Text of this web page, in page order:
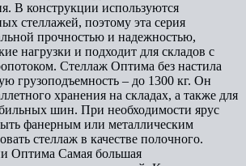
В конструкции используются
стеллажей, поэтому эта серия
прочностью и надежностью,
нагрузки и подходит для складов с
Стеллаж Оптима без настила
грузоподъемность – до 1300 кг. Он
хранения на складах, а также для
шин. При необходимости ярус
фанерным или металлическим
стеллаж в качестве полочного.
Оптима Самая большая